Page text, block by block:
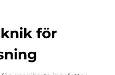
för